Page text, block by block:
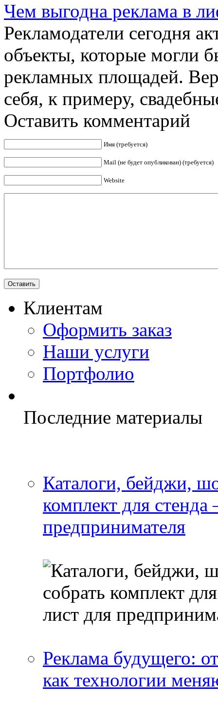
Чем выгодна реклама в
Рекламодатели сегодня
объекты, которые могли
рекламных площадей.
себя, к примеру,
Оставить комментарий
Имя (требуется)
Mail (не будет опубликован) (требуется)
Website
Клиентам
Оформить заказ
Наши услуги
Портфолио
Последние материалы
Каталоги, бейджи,
комплект для
предпринимателя
Реклама будущего:
как технологии